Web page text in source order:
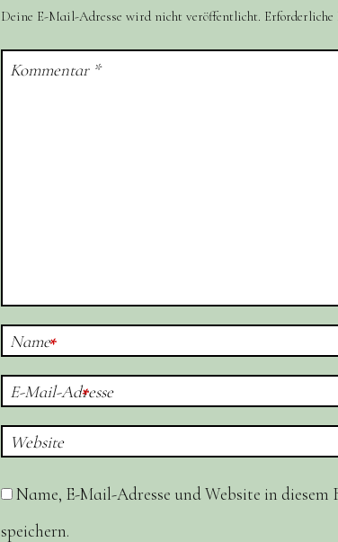
Deine E-Mail-Adresse wird nicht veröffentlicht.
Kommentar *
Name*
E-Mail-Adresse
*
Website
Name, E-Mail-Adresse und Website in
speichern.